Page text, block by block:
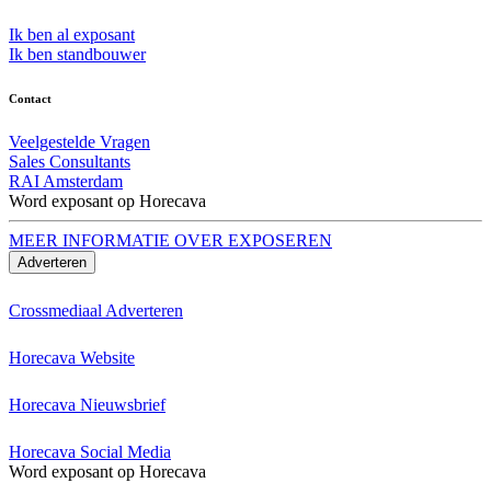
Ik ben al exposant
Ik ben standbouwer
Contact
Veelgestelde Vragen
Sales Consultants
RAI Amsterdam
Word exposant op Horecava
MEER INFORMATIE OVER EXPOSEREN
Adverteren
Crossmediaal Adverteren
Horecava Website
Horecava Nieuwsbrief
Horecava Social Media
Word exposant op Horecava